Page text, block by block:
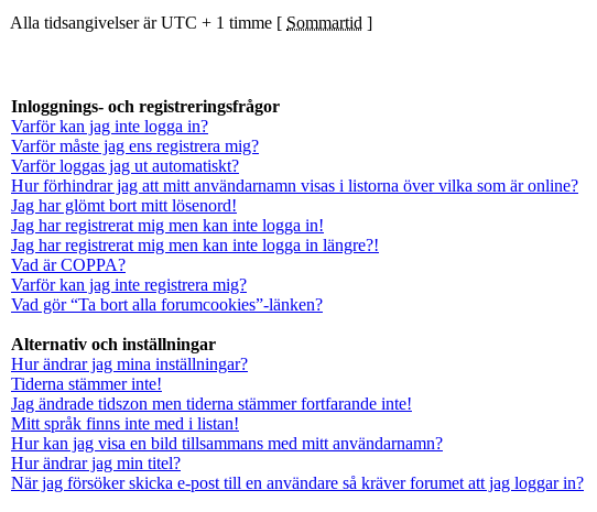
Alla tidsangivelser är UTC + 1 timme [ Sommartid ]
Inloggnings- och registreringsfrågor
Varför kan jag inte logga in?
Varför måste jag ens registrera mig?
Varför loggas jag ut automatiskt?
Hur förhindrar jag att mitt användarnamn visas i listorna över vilka som är online?
Jag har glömt bort mitt lösenord!
Jag har registrerat mig men kan inte logga in!
Jag har registrerat mig men kan inte logga in längre?!
Vad är COPPA?
Varför kan jag inte registrera mig?
Vad gör “Ta bort alla forumcookies”-länken?
Alternativ och inställningar
Hur ändrar jag mina inställningar?
Tiderna stämmer inte!
Jag ändrade tidszon men tiderna stämmer fortfarande inte!
Mitt språk finns inte med i listan!
Hur kan jag visa en bild tillsammans med mitt användarnamn?
Hur ändrar jag min titel?
När jag försöker skicka e-post till en användare så kräver forumet att jag loggar in?